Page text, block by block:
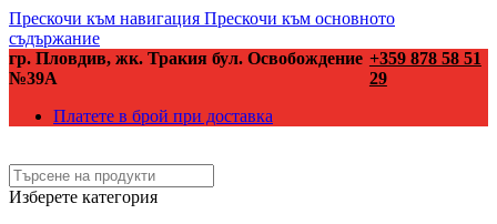
Прескочи към навигация Прескочи към основното
съдържание
гр. Пловдив, жк. Тракия бул. Освобождение
№39А
+359 878 58 51
29
Платете в брой при доставка
Изберете категория